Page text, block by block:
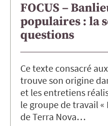
FOCUS –
populaires : la
questions
Ce texte consacré
trouve son origine
et les entretiens
le groupe de travail
de Terra Nova…